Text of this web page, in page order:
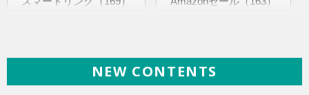
ヘルスケア（140）
NEW CONTENTS